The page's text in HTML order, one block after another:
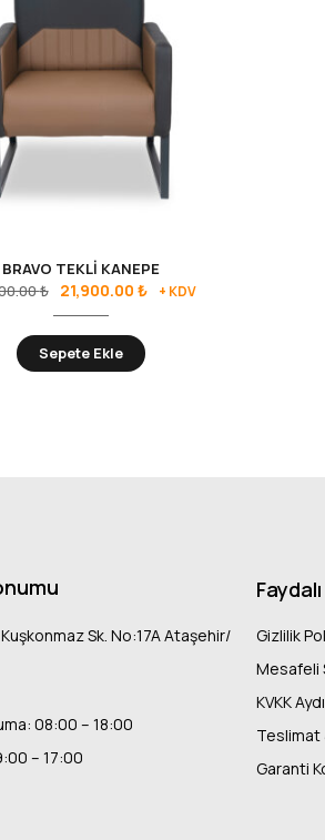
BRAVO TEKLİ KANEPE
₺ 21,900.00 ₺ + KDV
Sepete Ekle
Sk. No:17A Ataşehir/
08:00 – 18:00
– 17:00
Gizlilik
Mesafeli
KVKK
Teslimat
Garanti